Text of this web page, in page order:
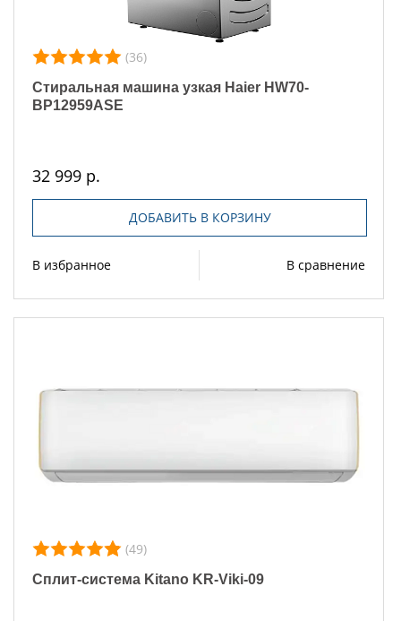
(36)
Стиральная машина узкая Haier HW70-
BP12959ASE
32 999 р.
ДОБАВИТЬ В КОРЗИНУ
В избранное В сравнение
(49)
Сплит-система Kitano KR-Viki-09